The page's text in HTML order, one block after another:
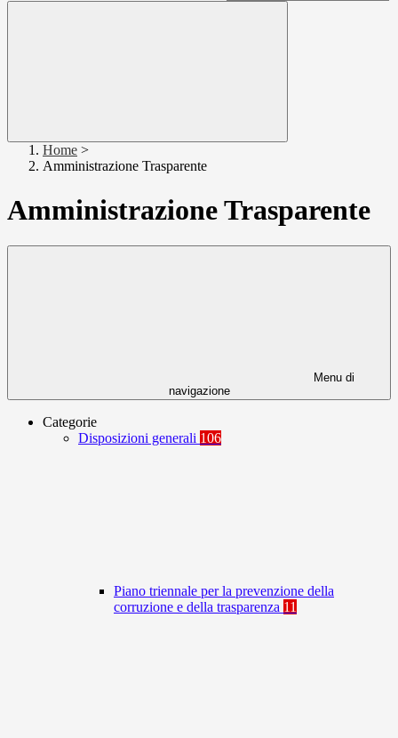
Home >
Amministrazione Trasparente
Amministrazione Trasparente
Menu di
navigazione
Categorie
Disposizioni generali 106
Piano triennale per la prevenzione della
corruzione e della trasparenza 11